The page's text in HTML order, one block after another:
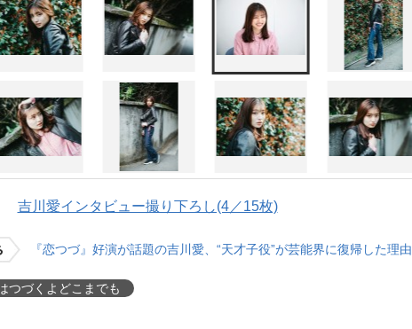
吉川愛インタビュー撮り下ろし(4／15枚)
『恋つづ』好演が話題の吉川愛、“天才子役”が芸能界に復帰した理由
つづくよどこまでも